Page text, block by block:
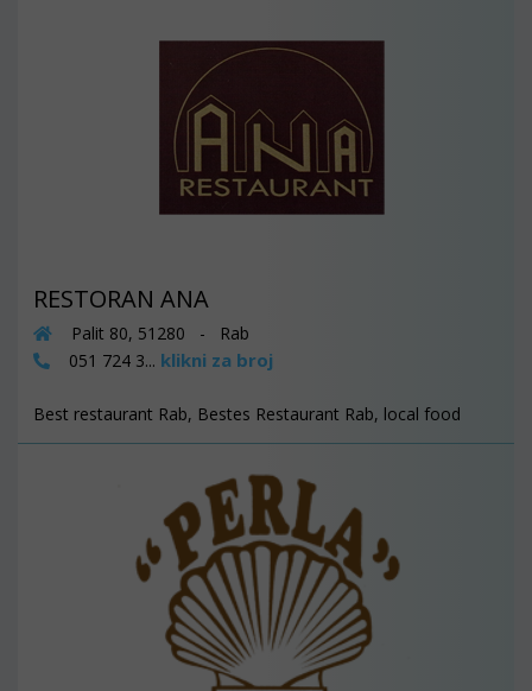
RESTORAN ANA
Palit 80, 51280 - Rab
051 724 3... klikni za broj
Best restaurant Rab, Bestes Restaurant Rab, local food